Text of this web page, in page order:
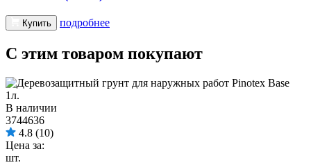
Купить подробнее
С этим товаром покупают
В наличии
3744636
4.8 (10)
Цена за:
шт.